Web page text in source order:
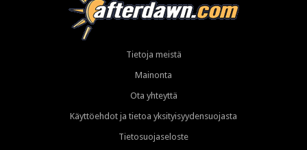
Tietoja meistä
Mainonta
Ota yhteyttä
Käyttöehdot ja tietoa yksityisyydensuojasta
Tietosuojaseloste